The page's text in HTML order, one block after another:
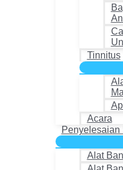
Tinnitus
Acara
Penyelesaian
Alat